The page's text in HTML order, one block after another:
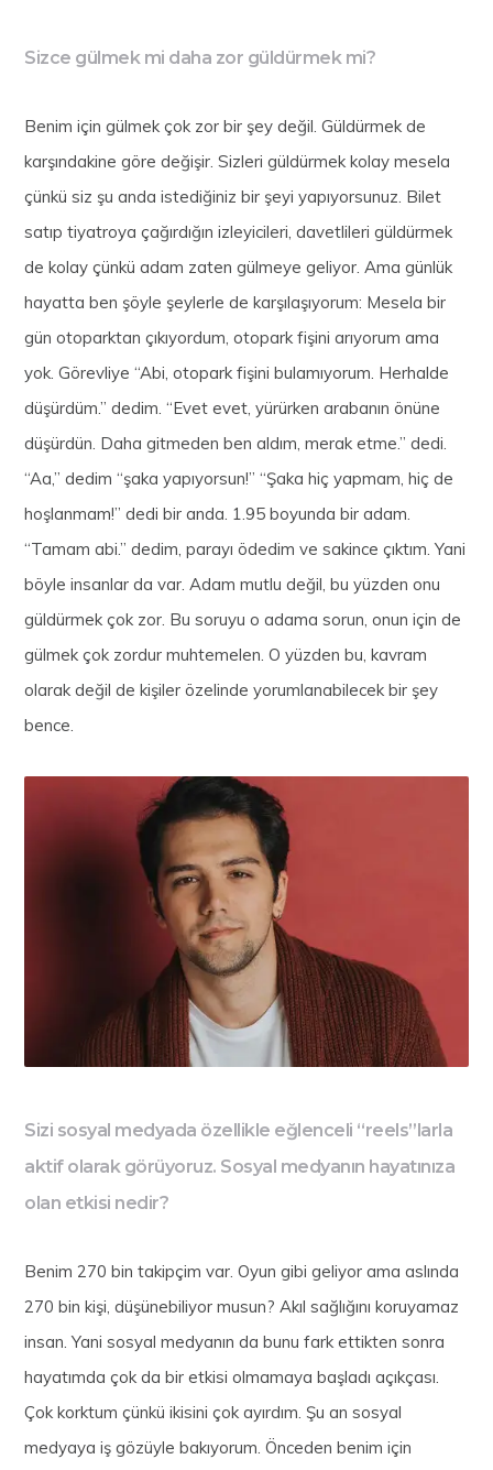
Sizce gülmek mi daha zor güldürmek mi?
Benim için gülmek çok zor bir şey değil. Güldürmek de
karşındakine göre değişir. Sizleri güldürmek kolay mesela
çünkü siz şu anda istediğiniz bir şeyi yapıyorsunuz. Bilet
satıp tiyatroya çağırdığın izleyicileri, davetlileri güldürmek
de kolay çünkü adam zaten gülmeye geliyor. Ama günlük
hayatta ben şöyle şeylerle de karşılaşıyorum: Mesela bir
gün otoparktan çıkıyordum, otopark fişini arıyorum ama
yok. Görevliye “Abi, otopark fişini bulamıyorum. Herhalde
düşürdüm.” dedim. “Evet evet, yürürken arabanın önüne
düşürdün. Daha gitmeden ben aldım, merak etme.” dedi.
“Aa,” dedim “şaka yapıyorsun!” “Şaka hiç yapmam, hiç de
hoşlanmam!” dedi bir anda. 1.95 boyunda bir adam.
“Tamam abi.” dedim, parayı ödedim ve sakince çıktım. Yani
böyle insanlar da var. Adam mutlu değil, bu yüzden onu
güldürmek çok zor. Bu soruyu o adama sorun, onun için de
gülmek çok zordur muhtemelen. O yüzden bu, kavram
olarak değil de kişiler özelinde yorumlanabilecek bir şey
bence.
Sizi sosyal medyada özellikle eğlenceli “reels”larla
aktif olarak görüyoruz. Sosyal medyanın hayatınıza
olan etkisi nedir?
Benim 270 bin takipçim var. Oyun gibi geliyor ama aslında
270 bin kişi, düşünebiliyor musun? Akıl sağlığını koruyamaz
insan. Yani sosyal medyanın da bunu fark ettikten sonra
hayatımda çok da bir etkisi olmamaya başladı açıkçası.
Çok korktum çünkü ikisini çok ayırdım. Şu an sosyal
medyaya iş gözüyle bakıyorum. Önceden benim için